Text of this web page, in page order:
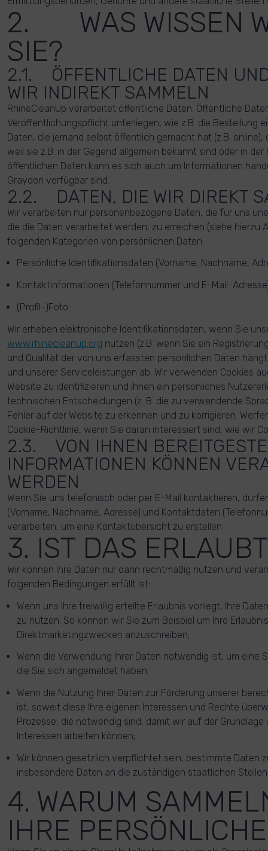
2. WAS WISSEN
SIE?
2.1. ÖFFENTLICHE DATEN
WIR INDIREKT SAMMELN
RhineCleanUp verarbeitet öffentliche Daten. Öffentliche
Veröffentlichungspflicht unterliegen, wie z.B. die Bestellung
Daten, die jemand selbst öffentlich gemacht hat (z.B.
weil sie z.B. in der Gegend allgemein bekannt sind oder in
öffentlichen Daten kann es sich auch um Informationen
Graydon verfügbar sind.
2.2. DATEN, DIE WIR DIREKT
Wir verarbeiten nur personenbezogene Daten, die für uns
die die Daten verarbeitet werden, zu erreichen (siehe hierzu
folgenden Kategorien von persönlichen Daten:
Persönliche Identifikationsdaten (Vorname, Nachname,
Kontaktinformationen (Telefonnummer und E-Mail-
(Profil-)Foto.
Wir erheben elektronische Identifikationsdaten, wenn Sie
www.rhinecleanup.org nutzen (z.B. wenn Sie ein
und Qualität der von uns erfassten persönlichen Daten
und unserer Serviceleistungen ab. Wir verwenden Cookies
Website zu identifizieren und ihnen ein persönliches
technischen Entscheidungen (z. B. die zu verwendende
Fehler auf der Website zu erkennen und zu korrigieren.
Cookie-Richtlinie, wenn Sie daran interessiert sind, wie wir
2.3. VON IHNEN
INFORMATIONEN KÖNNEN
WERDEN
Wenn Sie uns telefonisch oder per E-Mail kontaktieren,
(Vorname, Nachname, Adresse) und Kontaktdaten
verarbeiten, um eine Kontaktübersicht zu erstellen.
3. IST DAS
Wir können Ihre Daten nur dann rechtmäßig nutzen und
folgenden Bedingungen erfüllt ist:
Wenn uns Ihre freiwillig erteilte Erlaubnis vorliegt, Ihre
zu nutzen. So können wir Sie zum Beispiel um Ihre
Direktmarketingzwecken anzuschreiben;
Wenn die Verwendung Ihrer Daten notwendig ist, um eine
die Sie sich angemeldet haben;
Wenn die Nutzung Ihrer Daten zur Förderung unserer
ist, soweit diese Ihre eigenen Interessen und Rechte
Prozesse, die notwendig sind, damit wir auf der
Interessen arbeiten können;
Wir können gesetzlich verpflichtet sein, bestimmte Daten
insbesondere Daten an die zuständigen staatlichen
4. WARUM
IHRE